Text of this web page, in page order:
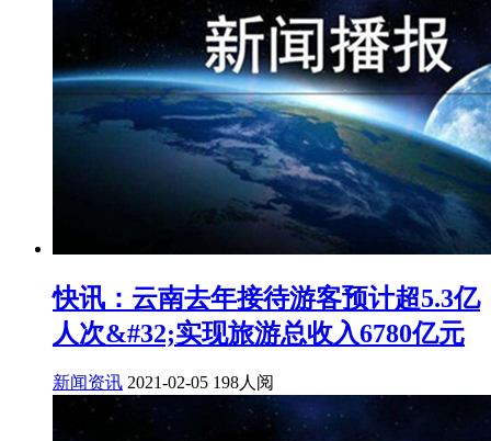
快讯：云南去年接待游客预计超5.3亿
人次&#32;实现旅游总收入6780亿元
新闻资讯 2021-02-05 198人阅